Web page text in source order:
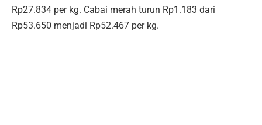
Rp27.834 per kg. Cabai merah turun Rp1.183 dari
Rp53.650 menjadi Rp52.467 per kg.